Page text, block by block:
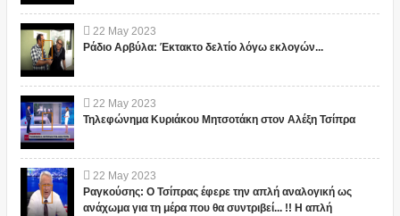
22 May 2023
Ράδιο Αρβύλα: Έκτακτο δελτίο λόγω εκλογών...
22 May 2023
Τηλεφώνημα Κυριάκου Μητσοτάκη στον Αλέξη Τσίπρα
22 May 2023
Ραγκούσης: Ο Τσίπρας έφερε την απλή αναλογική ως
ανάχωμα για τη μέρα που θα συντριβεί... !! Η απλή